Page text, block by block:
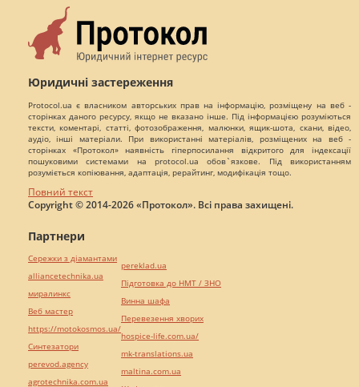
Юридичні застереження
Protocol.ua є власником авторських прав на інформацію, розміщену на веб -
сторінках даного ресурсу, якщо не вказано інше. Під інформацією розуміються
тексти, коментарі, статті, фотозображення, малюнки, ящик-шота, скани, відео,
аудіо, інші матеріали. При використанні матеріалів, розміщених на веб -
сторінках «Протокол» наявність гіперпосилання відкритого для індексації
пошуковими системами на protocol.ua обов`язкове. Під використанням
розуміється копіювання, адаптація, рерайтинг, модифікація тощо.
Повний текст
Copyright © 2014-2026 «Протокол». Всі права захищені.
Партнери
Сережки з діамантами
alliancetechnika.ua
миралинкс
Веб мастер
https://motokosmos.ua/
Синтезатори
perevod.agency
agrotechnika.com.ua
pereklad.ua
Підготовка до НМТ / ЗНО
Винна шафа
Перевезення хворих
hospice-life.com.ua/
mk-translations.ua
maltina.com.ua